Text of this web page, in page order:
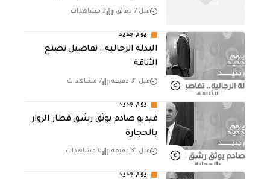
قبل 7 دقائق 3 مشاهدات
يوم جديد
البدلة الرجالية.. تفاصيل تصنع
الأناقة
قبل 31 دقيقة 7 مشاهدات
يوم جديد
فيديو صادم يوثق رشق قطار الزوار
بالحجارة
قبل 31 دقيقة 6 مشاهدات
يوم جديد